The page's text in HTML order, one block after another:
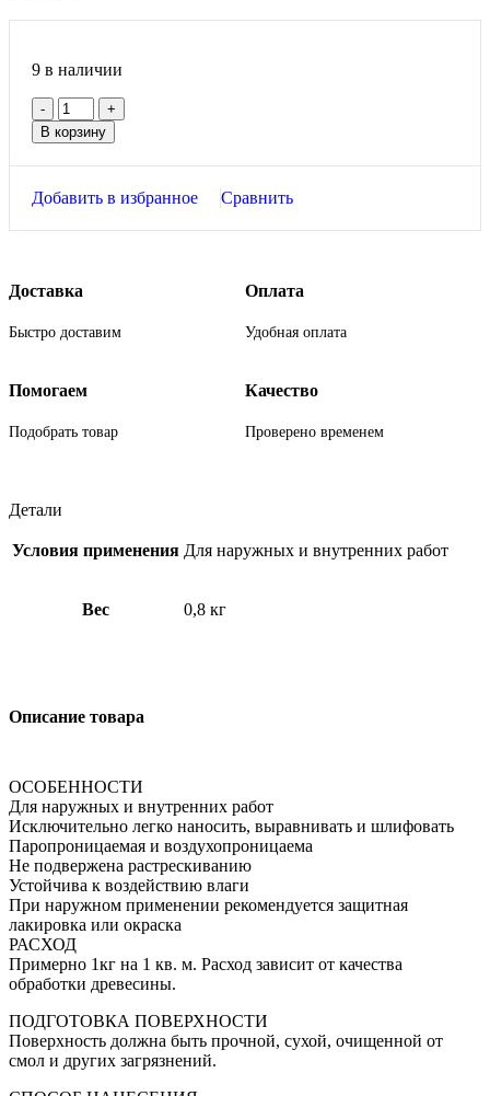
9 в наличии
В корзину
Добавить в избранное Сравнить
Доставка
Быстро доставим
Оплата
Удобная оплата
Помогаем
Подобрать товар
Качество
Проверено временем
Детали
Условия применения Для наружных и внутренних работ
Вес 0,8 кг
Описание товара
ОСОБЕННОСТИ
Для наружных и внутренних работ
Исключительно легко наносить, выравнивать и шлифовать
Паропроницаемая и воздухопроницаема
Не подвержена растрескиванию
Устойчива к воздействию влаги
При наружном применении рекомендуется защитная
лакировка или окраска
РАСХОД
Примерно 1кг на 1 кв. м. Расход зависит от качества
обработки древесины.
ПОДГОТОВКА ПОВЕРХНОСТИ
Поверхность должна быть прочной, сухой, очищенной от
смол и других загрязнений.